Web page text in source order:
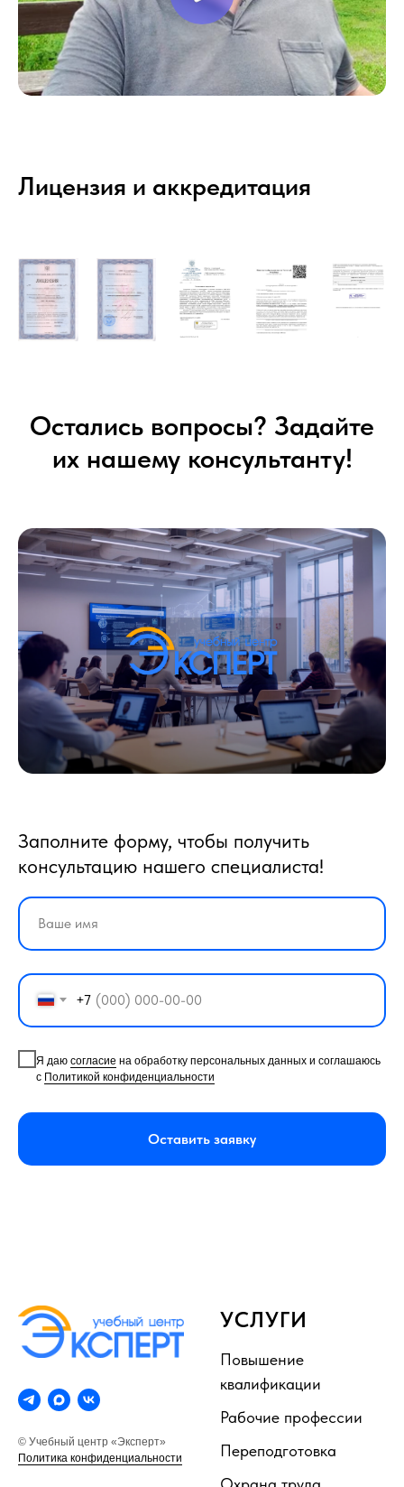
Лицензия и аккредитация
Остались вопросы? Задайте
их нашему консультанту!
Заполните форму, чтобы получить
консультацию нашего специалиста!
+7
Я даю согласие на обработку персональных данных и соглашаюсь
с Политикой конфиденциальности
Оставить заявку
© Учебный центр «Эксперт»
Политика конфиденциальности
УСЛУГИ
Повышение
квалификации
Рабочие профессии
Переподготовка